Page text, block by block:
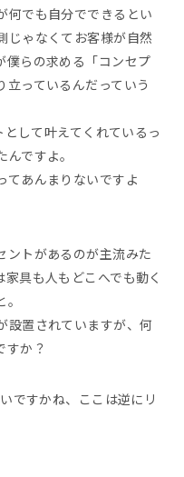
何でも自分でできるとい
じゃなくてお客様が自然
僕らの求める「コンセプ
立っているんだっていう
して叶えてくれているっ
ですよ。
てあんまりないですよ
トがあるのが主流みた
具も人もどこへでも動く
設置されていますが、何
すか？
ですかね、ここは逆にリ